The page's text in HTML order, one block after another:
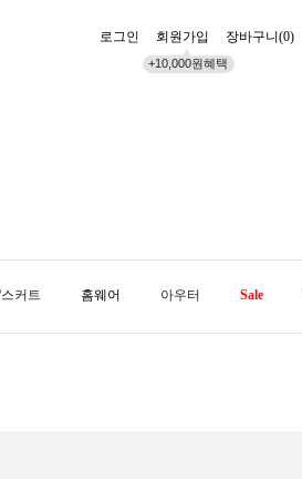
로그인 회원가입
+10,000원혜택
장바구니(0)
커트 홈웨어 아우터 Sale